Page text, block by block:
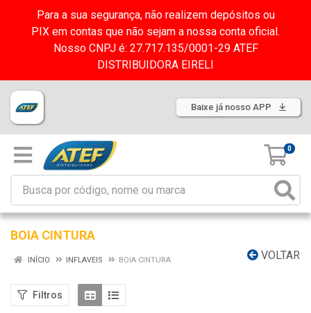
Para a sua segurança, não realizem depósitos ou
PIX em contas que não sejam a nossa conta oficial.
Nosso CNPJ é: 27.717.135/0001-29 ATEF
DISTRIBUIDORA EIRELI
Baixe já nosso APP
0
BOIA CINTURA
VOLTAR
INÍCIO INFLAVEIS BOIA CINTURA
Filtros